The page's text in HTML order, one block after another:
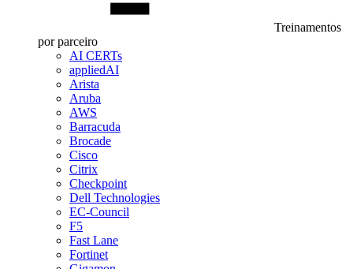
Treinamentos
por parceiro
AI CERTs
appliedAI
Arista
Aruba
AWS
Barracuda
Brocade
Cisco
Citrix
Checkpoint
Dell Technologies
EC-Council
F5
Fast Lane
Fortinet